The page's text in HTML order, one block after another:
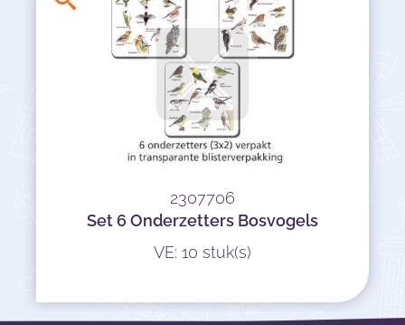
2307706
Set 6 Onderzetters Bosvogels
VE: 10 stuk(s)